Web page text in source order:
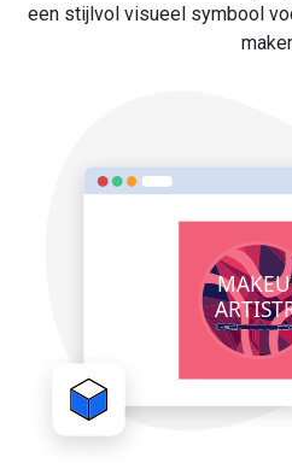
een stijlvol visueel symbool